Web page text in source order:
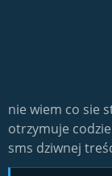
nie wiem co sie
otrzymuje
sms dziwnej